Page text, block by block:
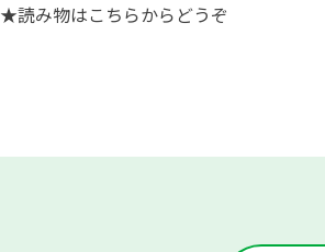
★読み物はこちらからどうぞ